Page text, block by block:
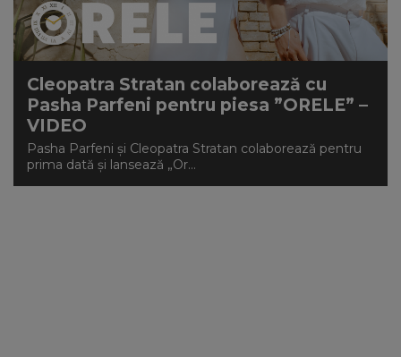
NEWS
CONTUL MEU
Cleopatra Stratan colaborează cu
Pasha Parfeni pentru piesa ”ORELE” –
VIDEO
Pasha Parfeni și Cleopatra Stratan colaborează pentru
prima dată și lansează „Or...